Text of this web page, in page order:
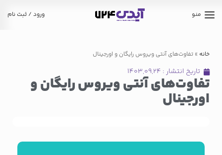
منو ورود / ثبت نام
خانه » تفاوت‌های آنتی ویروس رایگان و اورجینال
تاریخ انتشار : ۱۴۰۳,۰۹,۲۴
تفاوت‌های آنتی ویروس رایگان و
اورجینال